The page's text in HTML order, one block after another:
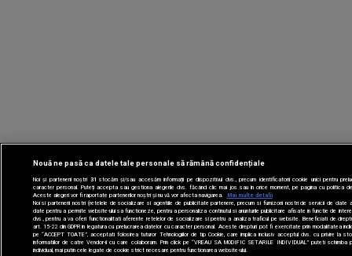
Nouă ne pasă ca datele tale personale să rămână confidențiale
Noi și partenerii noștri 31 stocăm și/sau accesăm informații pe dispozitivul dvs., precum identificatorii cookie unici pentru
caracter personal. Puteți accepta sau gestiona alegerile dvs. făcând clic mai jos sau în orice moment, pe pagina cu politica
Aceste alegeri vor fi raportate partenerilor noștri și nu vă vor afecta navigarea.
Mai multe detalii
Noi si partenerii nostri (retelele de socializare si agentiile de publicitate partenere, precum si furnizorii nostri de servicii de date
date pentru a permite website-ului sa functioneze, pentru a personaliza continutul si anunturile publicitare afisate in functie de
dvs., pentru a va oferi functionalitati aferente retelelor de socializare si pentru a analiza traficul pe website. Beneficiati de
art. 15-22 din GDPR in legatura cu prelucrarea datelor cu caracter personal. Aceste drepturi pot fi exercitate prin modalitatea
pe “ACCEPT TOATE”, acceptati folosirea tuturor Tehnologiilor de tip Cookie, care implica inclusiv acceptul dvs. cu privire la
informatiilor de catre Vendor-ii cu care colaboram. Prin click pe “VREAU SA MODIFIC SETARILE INDIVIDUAL” puteti schimba
individual, mai putin cele legate de cookie strict necesare pentru functionarea website-ului.